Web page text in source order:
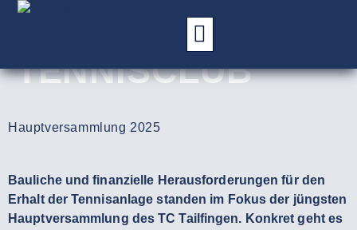
SCHLAGWORT:
TENNISCLUB
Hauptversammlung 2025
Bauliche und finanzielle Herausforderungen für den
Erhalt der Tennisanlage standen im Fokus der jüngsten
Hauptversammlung des TC Tailfingen. Konkret geht es